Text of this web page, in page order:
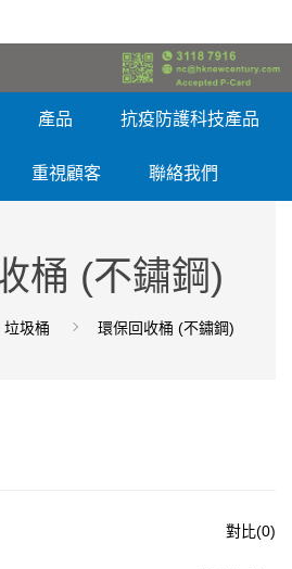
產品 抗疫防護科技產品
重視顧客 聯絡我們
桶 (不鏽鋼)
垃圾桶 環保回收桶 (不鏽鋼)
對比(0)